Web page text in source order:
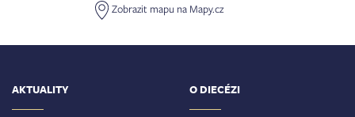
Zobrazit mapu na Mapy.cz
AKTUALITY O DIECÉZI